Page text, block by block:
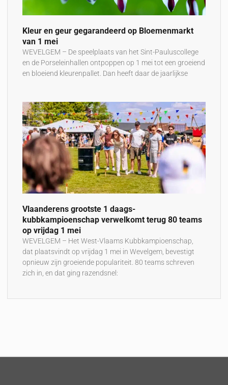
Kleur en geur gegarandeerd op Bloemenmarkt
van 1 mei
WEVELGEM – De speelplaats van het Sint-Pauluscollege
en de Porseleinhallen ontpoppen op 1 mei tot een groeiend
en bloeiend kleurenpallet. Dan heeft daar de jaarlijkse
Vlaanderens grootste 1 daags-
kubbkampioenschap verwelkomt terug 80 teams
op vrijdag 1 mei
WEVELGEM – Het West-Vlaams Kubbkampioenschap,
dat plaatsvindt op vrijdag 1 mei in Wevelgem, bevestigt
opnieuw zijn groeiende populariteit. 80 teams schreven
zich in, en dat ging razendsnel: